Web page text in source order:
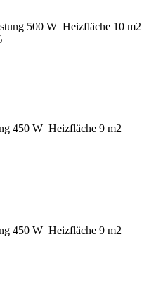
500 W Heizfläche 10 m2
450 W Heizfläche 9 m2
450 W Heizfläche 9 m2